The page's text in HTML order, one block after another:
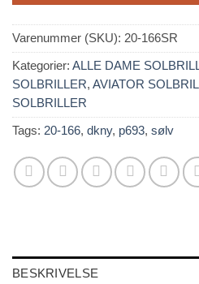
Varenummer (SKU): 20-166SR
Kategorier: ALLE DAME
SOLBRILLER, AVIATOR
SOLBRILLER
Tags: 20-166, dkny, p693, sølv
BESKRIVELSE